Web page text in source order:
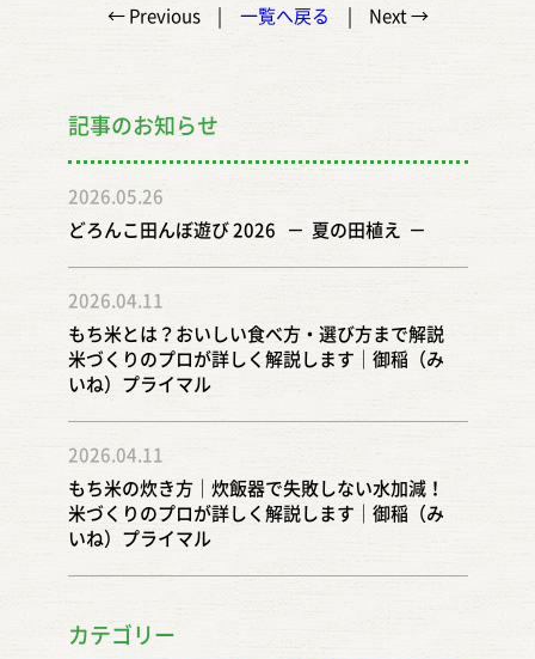
← Previous 一覧へ戻る Next →
記事のお知らせ
2026.05.26
どろんこ田んぼ遊び 2026 － 夏の田植え －
2026.04.11
もち米とは？おいしい食べ方・選び方まで解説
米づくりのプロが詳しく解説します｜御稲（み
いね）プライマル
2026.04.11
もち米の炊き方｜炊飯器で失敗しない水加減！
米づくりのプロが詳しく解説します｜御稲（み
いね）プライマル
カテゴリー